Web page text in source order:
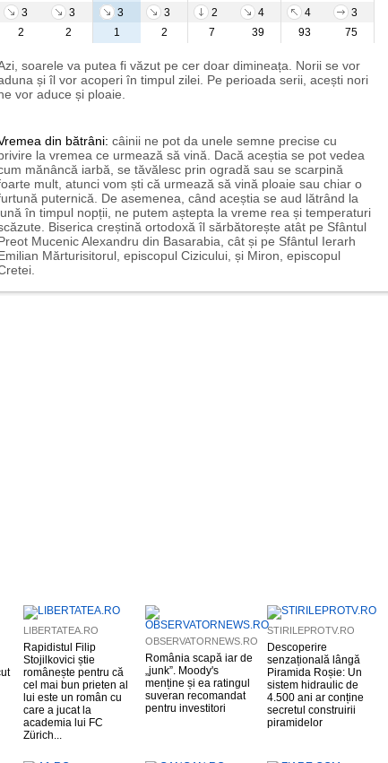
3
3 3 3 2 4 4
3
2
2 1 2 7 39 93 75
soarele va putea fi văzut pe cer doar dimineața. Norii se vor
și îl vor acoperi în timpul zilei. Pe perioada serii, acești nori
vor aduce și ploaie.
din bătrâni: câinii ne pot da unele semne precise cu
la vremea ce urmează să vină. Dacă aceștia se pot vedea
mănâncă iarbă, se tăvălesc prin ogradă sau se scarpină
mult, atunci vom ști că urmează să vină ploaie sau chiar o
puternică. De asemenea, când aceștia se aud lătrând la
în timpul nopții, ne putem aștepta la vreme rea și temperaturi
Biserica creștină ortodoxă îl sărbătorește atât pe Sfântul
Mucenic Alexandru din Basarabia, cât și pe Sfântul Ierarh
Mărturisitorul, episcopul Cizicului, și Miron, episcopul
LIBERTATEA.RO
Rapidistul Filip
Stojilkovici știe
românește pentru că
cel mai bun prieten al
lui este un român cu
care a jucat la
academia lui FC
Zürich...
OBSERVATORNEWS.RO
România scapă iar de
„junk”. Moody's
menține și ea ratingul
suveran recomandat
pentru investitori
STIRILEPROTV.RO
Descoperire
senzațională lângă
Piramida Roșie: Un
sistem hidraulic de
4.500 ani ar conține
secretul construirii
piramidelor